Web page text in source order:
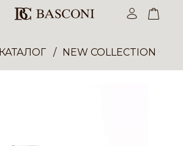
КАТАЛОГ NEW COLLECTION